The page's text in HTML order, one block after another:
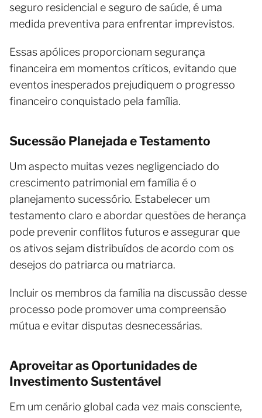
seguro residencial e seguro de saúde, é uma
medida preventiva para enfrentar imprevistos.
Essas apólices proporcionam segurança
financeira em momentos críticos, evitando que
eventos inesperados prejudiquem o progresso
financeiro conquistado pela família.
Sucessão Planejada e Testamento
Um aspecto muitas vezes negligenciado do
crescimento patrimonial em família é o
planejamento sucessório. Estabelecer um
testamento claro e abordar questões de herança
pode prevenir conflitos futuros e assegurar que
os ativos sejam distribuídos de acordo com os
desejos do patriarca ou matriarca.
Incluir os membros da família na discussão desse
processo pode promover uma compreensão
mútua e evitar disputas desnecessárias.
Aproveitar as Oportunidades de
Investimento Sustentável
Em um cenário global cada vez mais consciente,